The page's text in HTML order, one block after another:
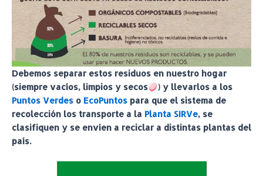
Debemos separar estos residuos en nuestro hogar
(siempre vacíos, limpios y secos
) y llevarlos a los
Puntos Verdes o EcoPuntos para que el sistema de
recolección los transporte a la Planta SIRVe, se
clasifiquen y se envíen a reciclar a distintas plantas del
país.